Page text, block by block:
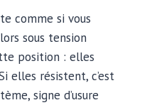
comme si vous
sous tension
position : elles
elles résistent, c’est
signe d’usure